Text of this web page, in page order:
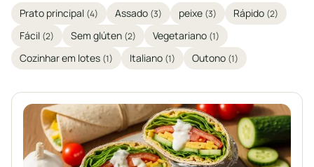
Prato principal (4) Assado (3) peixe (3) Rápido (2)
Fácil (2) Sem glúten (2) Vegetariano (1)
Cozinhar em lotes (1) Italiano (1) Outono (1)